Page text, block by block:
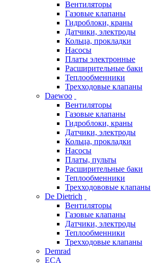
Вентиляторы
Газовые клапаны
Гидроблоки, краны
Датчики, электроды
Кольца, прокладки
Насосы
Платы электронные
Расширительные баки
Теплообменники
Трехходовые клапаны
Daewoo
Вентиляторы
Газовые клапаны
Гидроблоки, краны
Датчики, электроды
Кольца, прокладки
Насосы
Платы, пульты
Расширительные баки
Теплообменники
Трехходововые клапаны
De Dietrich
Вентиляторы
Газовые клапаны
Датчики, электроды
Теплообменники
Трехходовые клапаны
Demrad
ECA